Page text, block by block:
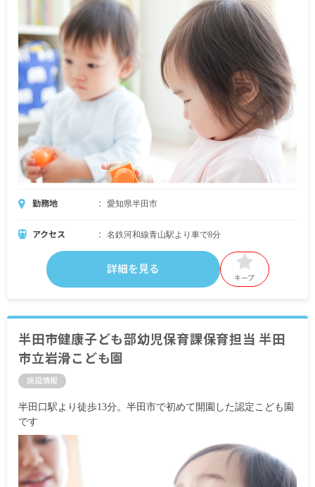
勤務地 愛知県半田市
アクセス 名鉄河和線青山駅より車で8分
詳細を見る
キープ
半田市健康子ども部幼児保育課保育担当 半田
市立岩滑こども園
施設情報
半田口駅より徒歩13分。半田市で初めて開園した認定こども園
です